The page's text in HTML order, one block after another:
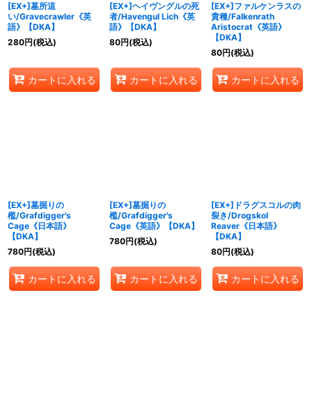
[EX+]墓所這
い/Gravecrawler《英
語》【DKA】
280円(税込)
カートに入れる
[EX+]ヘイヴングルの死
者/Havengul Lich《英
語》【DKA】
80円(税込)
カートに入れる
[EX+]ファルケンラスの
貴種/Falkenrath
Aristocrat《英語》
【DKA】
80円(税込)
カートに入れる
[EX+]墓掘りの
檻/Grafdigger's
Cage《日本語》
【DKA】
780円(税込)
カートに入れる
[EX+]墓掘りの
檻/Grafdigger's
Cage《英語》【DKA】
780円(税込)
カートに入れる
[EX+]ドラグスコルの肉
裂き/Drogskol
Reaver《日本語》
【DKA】
80円(税込)
カートに入れる